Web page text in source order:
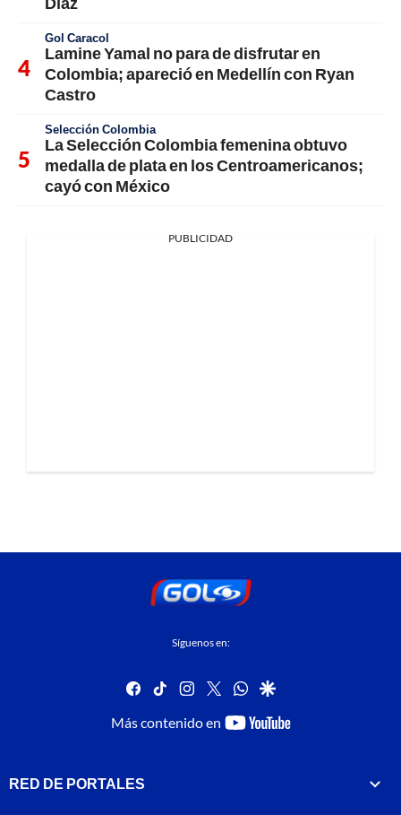
Gol Caracol
Lamine Yamal no para de disfrutar en
Colombia; apareció en Medellín con Ryan
Castro
Selección Colombia
La Selección Colombia femenina obtuvo
medalla de plata en los Centroamericanos;
cayó con México
PUBLICIDAD
Síguenos en:
facebook
tiktok instagram
twitterwhatsapp
google
Más contenido en
youtube-
RED DE PORTALES